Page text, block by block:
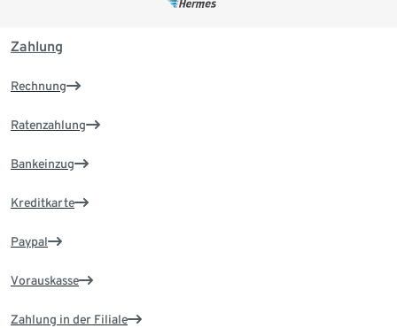
Zahlung
Rechnung
Ratenzahlung
Bankeinzug
Kreditkarte
Paypal
Vorauskasse
Zahlung in der Filiale